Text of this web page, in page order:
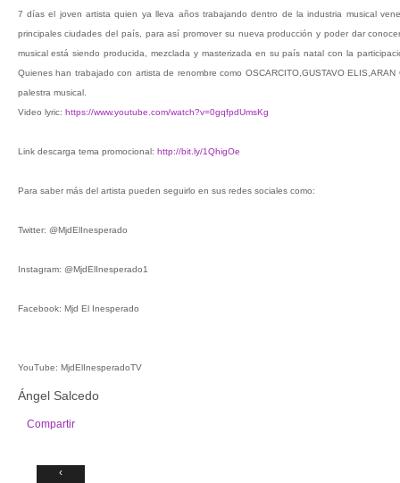
7 días el joven artista quien ya lleva años trabajando dentro de la industria musical
principales ciudades del país, para así promover su nueva producción y poder dar
musical está siendo producida, mezclada y masterizada en su país natal con la
Quienes han trabajado con artista de renombre como OSCARCITO,GUSTAVO
palestra musical.
Video lyric: https://www.youtube.com/watch?v=0gqfpdUmsKg
Link descarga tema promocional: http://bit.ly/1QhigOe
Para saber más del artista pueden seguirlo en sus redes sociales como:
Twitter: @MjdElInesperado
Instagram: @MjdElInesperado1
Facebook: Mjd El Inesperado
YouTube: MjdElInesperadoTV
Ángel Salcedo
Compartir
‹